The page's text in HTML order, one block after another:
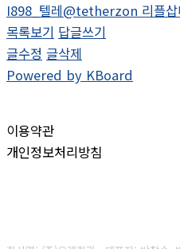
I898_텔레@tetherzon 리플삽
목록보기 답글쓰기
글수정 글삭제
Powered by KBoard
이용약관
개인정보처리방침